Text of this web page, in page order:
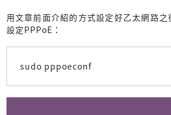
用文章前面介紹的方式設定好乙太網路
設定PPPoE：
sudo pppoeconf